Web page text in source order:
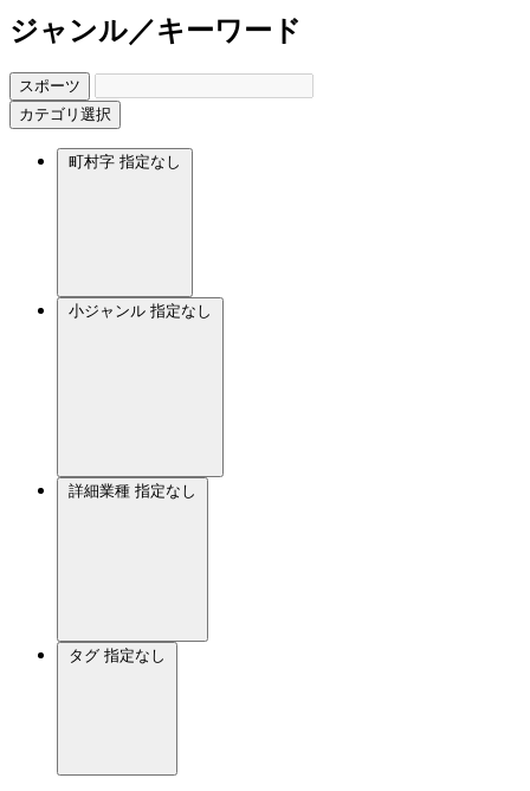
ジャンル／キーワード
スポーツ
カテゴリ選択
町村字 指定なし
小ジャンル 指定なし
詳細業種 指定なし
タグ 指定なし